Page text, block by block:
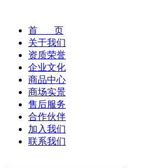
首 页
关于我们
资质荣誉
企业文化
商品中心
商场实景
售后服务
合作伙伴
加入我们
联系我们